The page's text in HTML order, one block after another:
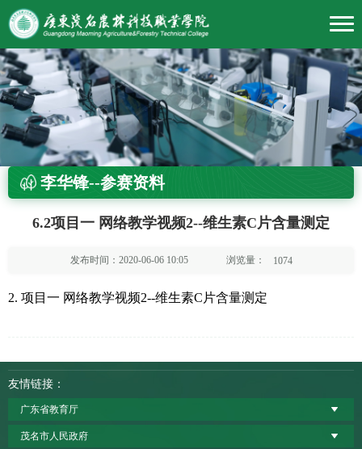
李华锋--参赛资料
6.2项目一 网络教学视频2--维生素C片含量测定
发布时间：2020-06-06 10:05 浏览量： 1074
2. 项目一 网络教学视频2--维生素C片含量测定
友情链接：
广东省教育厅
茂名市人民政府